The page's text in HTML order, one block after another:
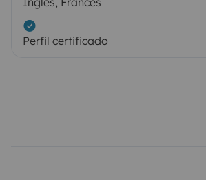
Perfil certificado